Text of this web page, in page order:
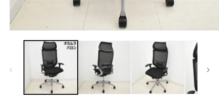
で